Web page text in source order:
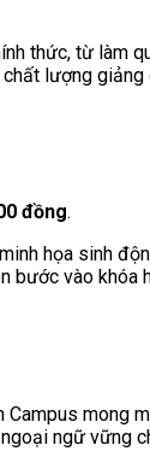
thức, từ làm
lượng
đồng.
họa sinh
bước vào khóa
mong
ngữ vững